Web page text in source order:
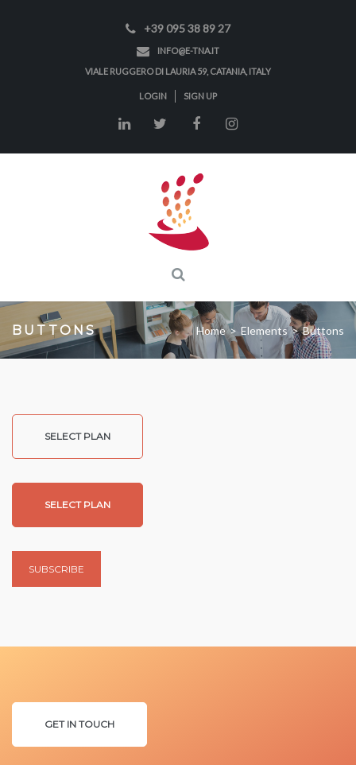
+39 095 38 89 27
INFO@E-TNA.IT
VIALE RUGGERO DI LAURIA 59, CATANIA, ITALY
LOGIN SIGN UP
BUTTONS Home > Elements > Buttons
SELECT PLAN
SELECT PLAN
SUBSCRIBE
GET IN TOUCH